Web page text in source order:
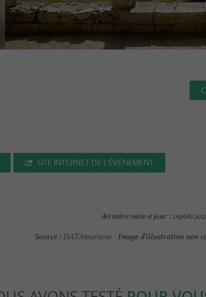
SITE INTERNET DE L'ÉVÈNEMENT
dernière mise à jour : 09/06/
Source : DATAtourisme -Image d'illustration non